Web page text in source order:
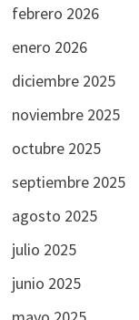
febrero 2026
enero 2026
diciembre 2025
noviembre 2025
octubre 2025
septiembre 2025
agosto 2025
julio 2025
junio 2025